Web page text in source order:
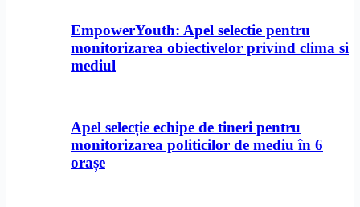
EmpowerYouth: Apel selectie pentru
monitorizarea obiectivelor privind clima si
mediul
Apel selecție echipe de tineri pentru
monitorizarea politicilor de mediu în 6
orașe